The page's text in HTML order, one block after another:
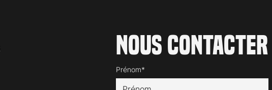
Nous contacter
Prénom*